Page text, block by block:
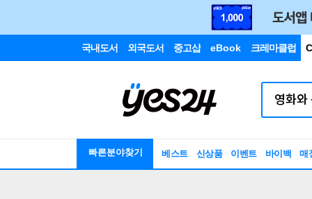
국내도서 외국도서 중고샵 eBook 크레마클럽
빠른분야찾기 베스트 신상품 이벤트 바이백 매